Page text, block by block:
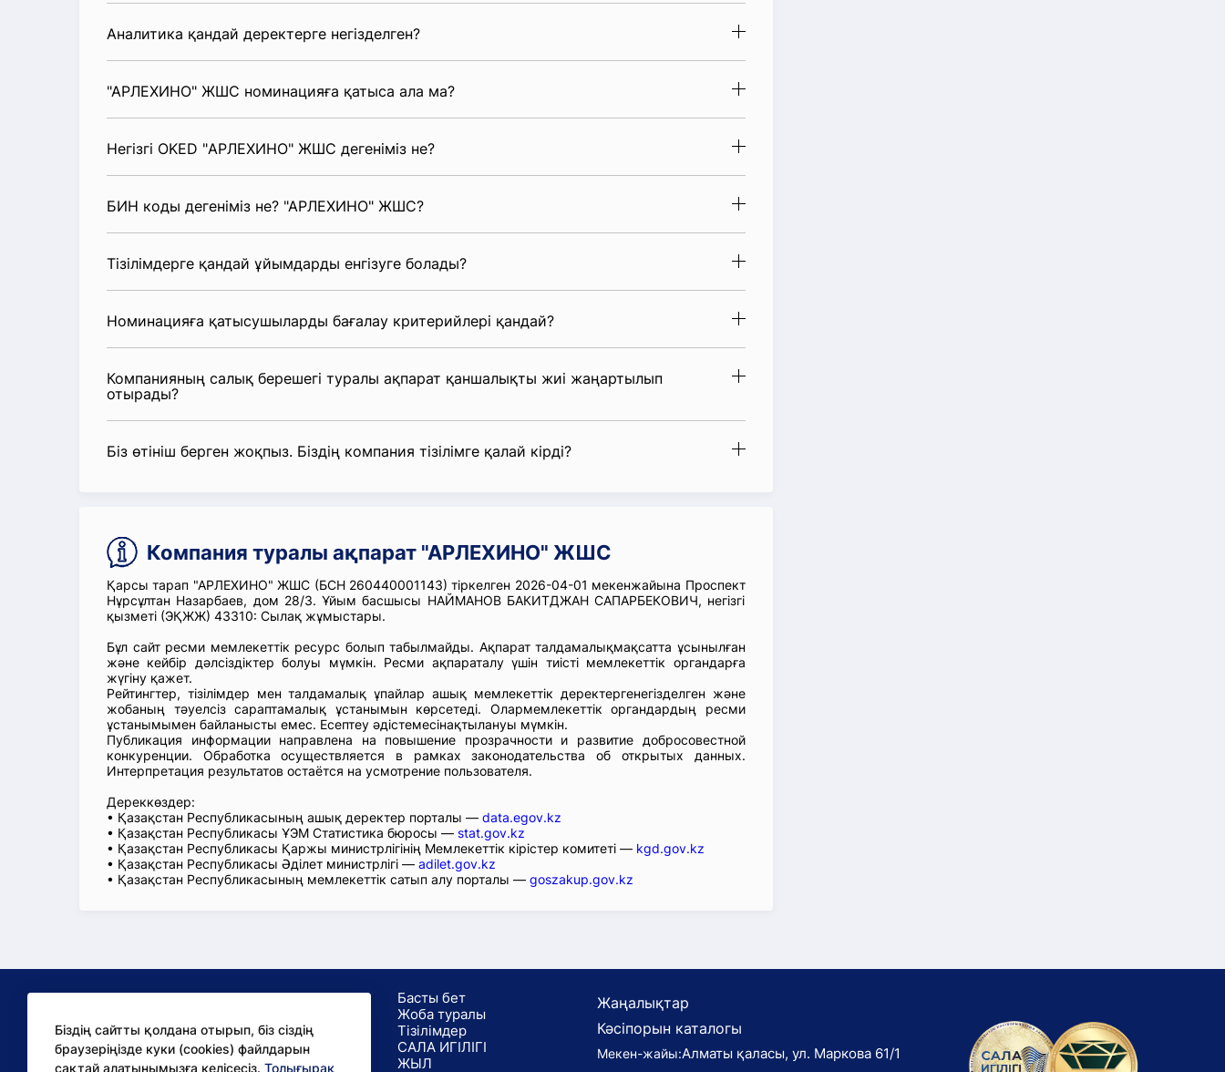
Аналитика қандай деректерге негізделген?
"АРЛЕХИНО" ЖШС номинацияға қатыса ала ма?
Негізгі OKED "АРЛЕХИНО" ЖШС дегеніміз не?
БИН коды дегеніміз не? "АРЛЕХИНО" ЖШС?
Тізілімдерге қандай ұйымдарды енгізуге болады?
Номинацияға қатысушыларды бағалау критерийлері қандай?
Компанияның салық берешегі туралы ақпарат қаншалықты жиі жаңартылып
отырады?
Біз өтініш берген жоқпыз. Біздің компания тізілімге қалай кірді?
Компания туралы ақпарат "АРЛЕХИНО" ЖШС
Қарсы тарап "АРЛЕХИНО" ЖШС (БСН 260440001143) тіркелген 2026-04-01 мекенжайына Проспект
Нұрсұлтан Назарбаев, дом 28/3. Ұйым басшысы НАЙМАНОВ БАКИТДЖАН САПАРБЕКОВИЧ, негізгі
қызметі (ЭҚЖЖ) 43310: Сылақ жұмыстары.
Бұл сайт ресми мемлекеттік ресурс болып табылмайды. Ақпарат талдамалықмақсатта ұсынылған
және кейбір дәлсіздіктер болуы мүмкін. Ресми ақпараталу үшін тиісті мемлекеттік органдарға
жүгіну қажет.
Рейтингтер, тізілімдер мен талдамалық ұпайлар ашық мемлекеттік деректергенегізделген және
жобаның тәуелсіз сараптамалық ұстанымын көрсетеді. Олармемлекеттік органдардың ресми
ұстанымымен байланысты емес. Есептеу әдістемесінақтылануы мүмкін.
Публикация информации направлена на повышение прозрачности и развитие добросовестной
конкуренции. Обработка осуществляется в рамках законодательства об открытых данных.
Интерпретация результатов остаётся на усмотрение пользователя.
Дереккөздер:
• Қазақстан Республикасының ашық деректер порталы — data.egov.kz
• Қазақстан Республикасы ҰЭМ Статистика бюросы — stat.gov.kz
• Қазақстан Республикасы Қаржы министрлігінің Мемлекеттік кірістер комитеті — kgd.gov.kz
• Қазақстан Республикасы Әділет министрлігі — adilet.gov.kz
• Қазақстан Республикасының мемлекеттік сатып алу порталы — goszakup.gov.kz
Біздің сайтты қолдана отырып, біз сіздің
браузеріңізде куки (cookies) файлдарын
сақтай алатынымызға келісесіз. Толығырақ
Басты бет
Жоба туралы
Тізілімдер
САЛА ИГІЛІГІ
ЖЫЛ
Жаңалықтар
Кәсіпорын каталогы
Мекен-жайы:Алматы қаласы, ул. Маркова 61/1